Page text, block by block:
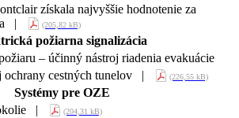
získala najvyššie hodnotenie za
|
(205,82 kB)
požiarna signalizácia
– účinný nástroj riadenia evakuácie
ochrany cestných tunelov |
(226,55 kB)
Systémy pre OZE
|
(204,31 kB)